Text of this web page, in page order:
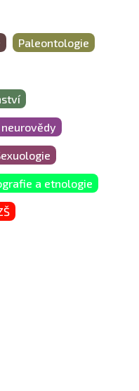
Paleontologie
a etnologie